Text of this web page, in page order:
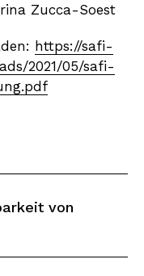
Zucca-Soest
https://safi-
2021/05/safi-
von